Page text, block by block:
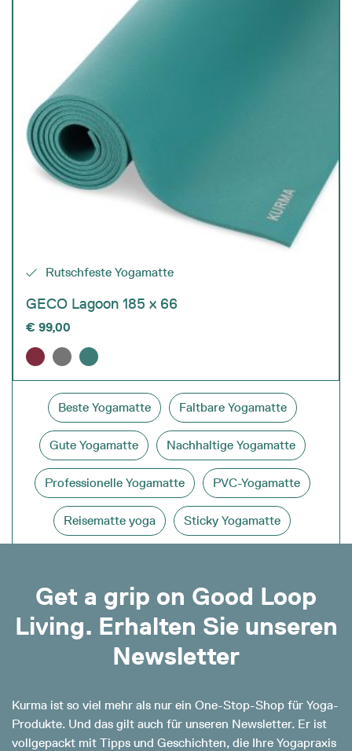
Rutschfeste Yogamatte
GECO Lagoon 185 x 66
€ 99,00
Beste Yogamatte Faltbare Yogamatte
Gute Yogamatte Nachhaltige Yogamatte
Professionelle Yogamatte PVC-Yogamatte
Reisematte yoga Sticky Yogamatte
Get a grip on Good Loop
Living. Erhalten Sie unseren
Newsletter
Kurma ist so viel mehr als nur ein One-Stop-Shop für Yoga-
Produkte. Und das gilt auch für unseren Newsletter. Er ist
vollgepackt mit Tipps und Geschichten, die Ihre Yogapraxis